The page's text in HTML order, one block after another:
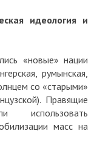
идеология и
«новые» нации
румынская,
со «старыми»
Правящие
масс на